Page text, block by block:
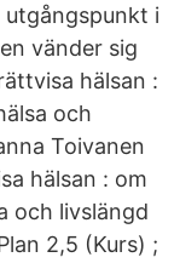
utgångspunkt i
vänder sig
hälsan :
och
Toivanen
hälsan : om
och livslängd
2,5 (Kurs) ;